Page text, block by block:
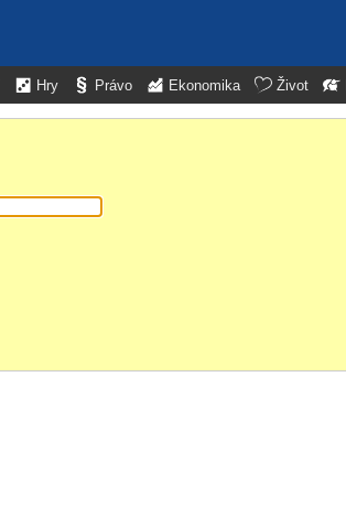
Hry Právo Ekonomika Život